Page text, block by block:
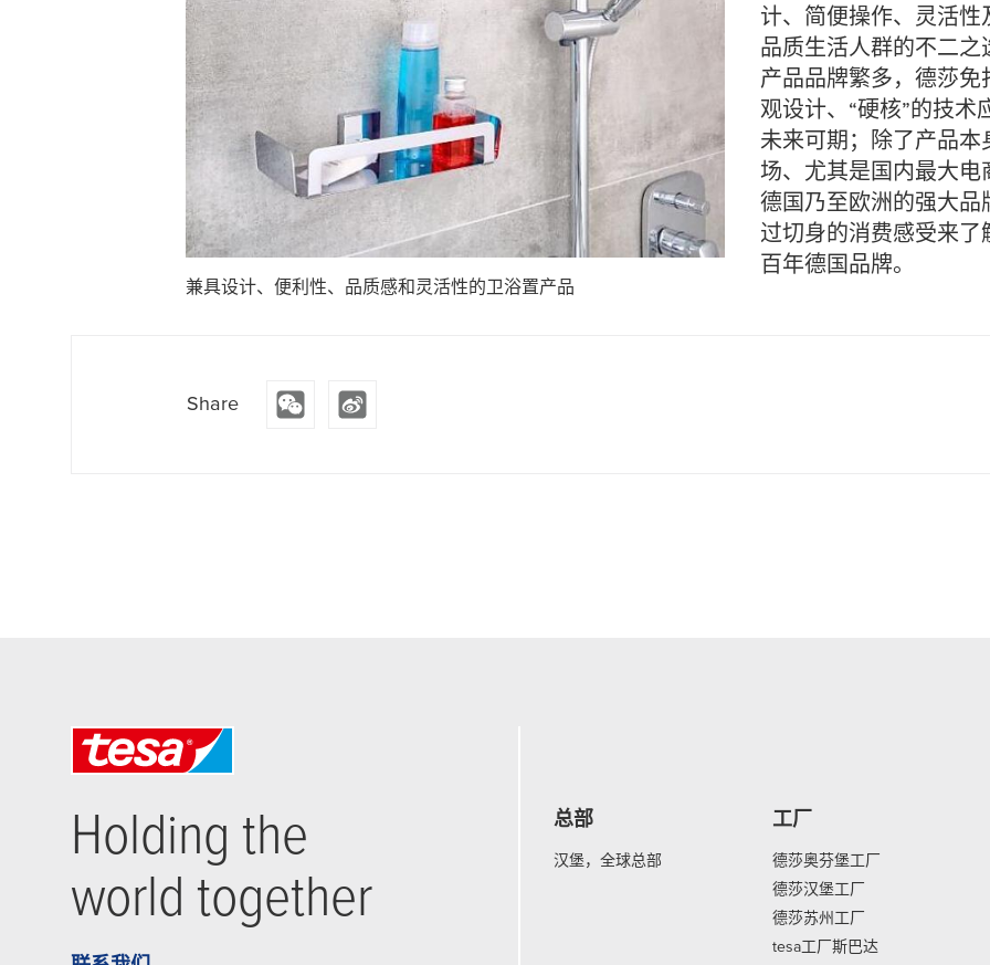
兼具设计、便利性、品质感和灵活性的卫浴置产品
计、简便操作、灵活
品质生活人群的不二
产品品牌繁多，德莎
观设计、“硬核”的技
未来可期；除了产品本
场、尤其是国内最大
德国乃至欧洲的强大
过切身的消费感受来
百年德国品牌。
Share
Holding the
world together
总部
汉堡，全球总部
工厂
德莎奥芬堡工厂
德莎汉堡工厂
德莎苏州工厂
tesa工厂斯巴达